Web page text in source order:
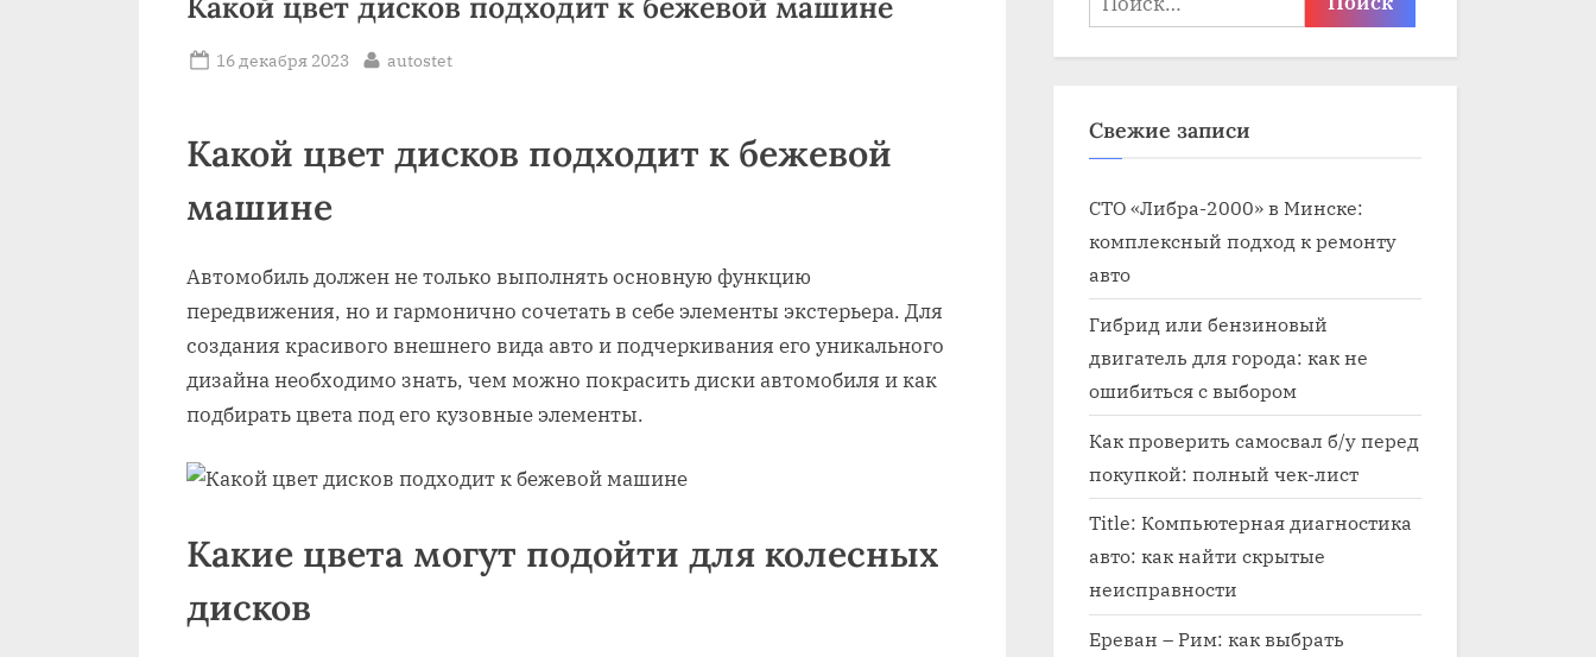
Posted
16 декабря 2023 By
autostet
Какой цвет дисков подходит к бежевой
машине
Автомобиль должен не только выполнять основную функцию
передвижения, но и гармонично сочетать в себе элементы экстерьера. Для
создания красивого внешнего вида авто и подчеркивания его уникального
дизайна необходимо знать, чем можно покрасить диски автомобиля и как
подбирать цвета под его кузовные элементы.
Какие цвета могут подойти для колесных
дисков
Свежие записи
СТО «Либра-2000» в Минске:
комплексный подход к ремонту
авто
Гибрид или бензиновый
двигатель для города: как не
ошибиться с выбором
Как проверить самосвал б/у перед
покупкой: полный чек-лист
Title: Компьютерная диагностика
авто: как найти скрытые
неисправности
Ереван – Рим: как выбрать